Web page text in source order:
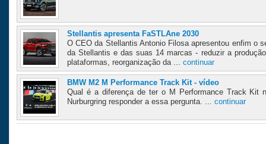
Stellantis apresenta FaSTLAne 2030
O CEO da Stellantis Antonio Filosa apresentou enfim o
da Stellantis e das suas 14 marcas - reduzir a
plataformas, reorganização da ... continuar
BMW M2 M Performance Track Kit - vídeo
Qual é a diferença de ter o M Performance Track Kit
Nurburgring responder a essa pergunta. ... continuar